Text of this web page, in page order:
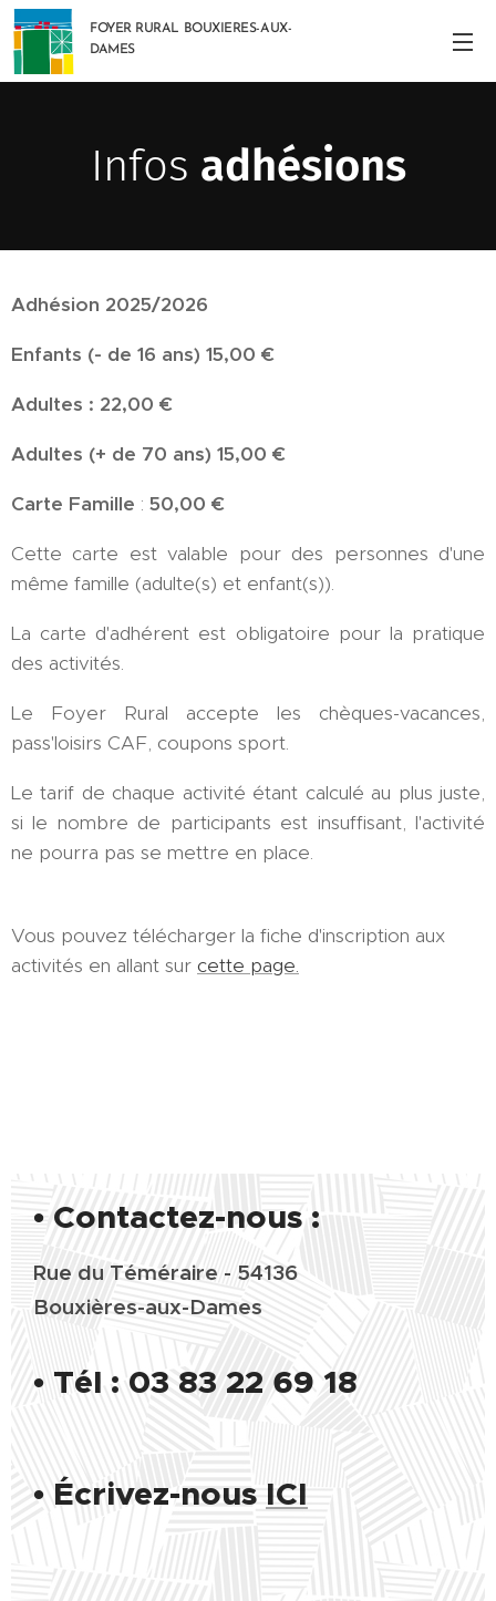
FOYER RURAL BOUXIERES-AUX-
DAMES
Infos adhésions
Adhésion 2025/2026
Enfants (- de 16 ans) 15,00 €
Adultes : 22,00 €
Adultes (+ de 70 ans) 15,00 €
Carte Famille : 50,00 €
Cette carte est valable pour des personnes d'une
même famille (adulte(s) et enfant(s)).
La carte d'adhérent est obligatoire pour la pratique
des activités.
Le Foyer Rural accepte les chèques-vacances,
pass'loisirs CAF, coupons sport.
Le tarif de chaque activité étant calculé au plus juste,
si le nombre de participants est insuffisant, l'activité
ne pourra pas se mettre en place.
Vous pouvez télécharger la fiche d'inscription aux
activités en allant sur cette page.
• Contactez-nous :
Rue du Téméraire - 54136
Bouxières-aux-Dames
• Tél : 03 83 22 69 18
• Écrivez-nous ICI